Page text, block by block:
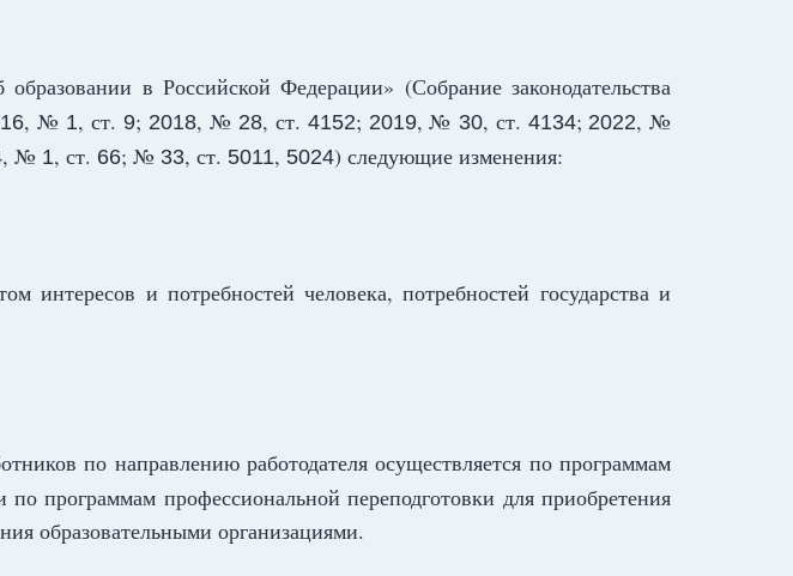
в Российской Федерации» (Собрание законодательства
, № 1, ст.9; 2018, № 28, ст. 4152; 2019, № 30, ст. 4134; 2022, №
, № 1, ст. 66; № 33, ст. 5011, 5024) следующие изменения:
интересов и потребностей человека, потребностей государства и
по направлению работодателя осуществляется по программам
программам профессиональной переподготовки для приобретения
образовательными организациями.